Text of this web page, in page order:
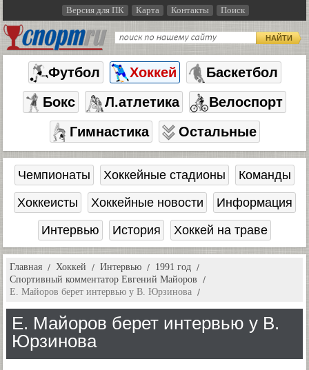
Версия для ПК Карта Контакты Поиск
НАЙТИ
Футбол Хоккей
Баскетбол
Бокс
Л.атлетика
Велоспорт
Гимнастика
Остальные
Чемпионаты Хоккейные стадионы
Команды
Хоккеисты
Хоккейные новости
Информация
Интервью
История Хоккей на траве
Главная Хоккей Интервью
1991 год
Спортивный комментатор Евгений Майоров
Е. Майоров берет интервью у В. Юрзинова
Е. Майоров берет интервью у В.
Юрзинова